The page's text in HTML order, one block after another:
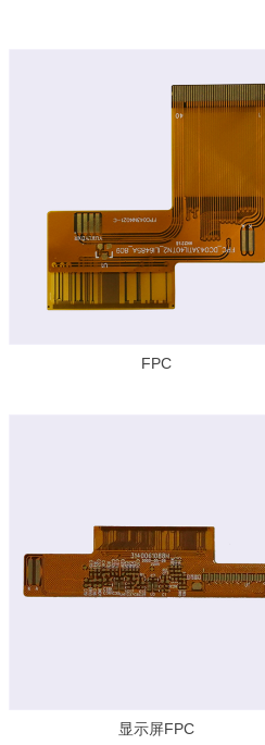
FPC
显示屏FPC